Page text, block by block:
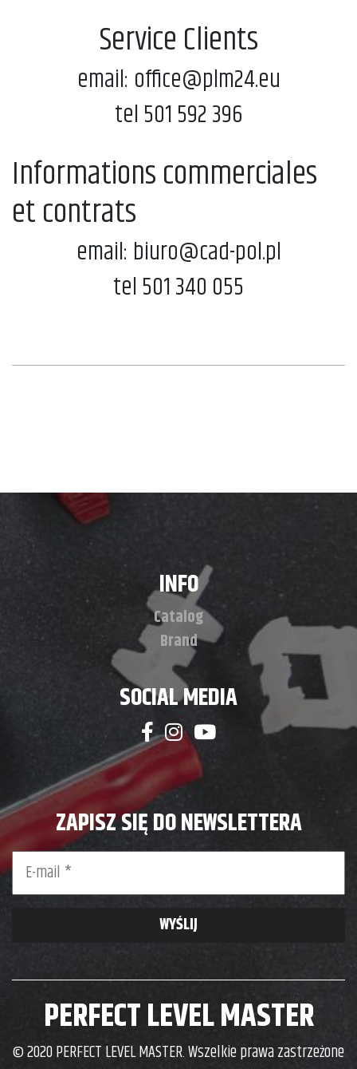
Service Clients
email: office@plm24.eu
tel 501 592 396
Informations commerciales
et contrats
email: biuro@cad-pol.pl
tel 501 340 055
INFO
Catalog
Brand
SOCIAL MEDIA
ZAPISZ SIĘ DO NEWSLETTERA
PERFECT LEVEL MASTER
© 2020 PERFECT LEVEL MASTER. Wszelkie prawa zastrzeżone